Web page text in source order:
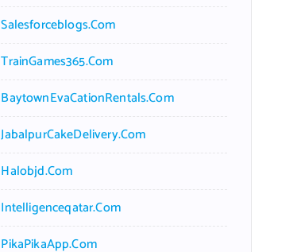
Salesforceblogs.com
TrainGames365.com
BaytownEvaCationRentals.com
JabalpurCakeDelivery.com
Halobjd.com
Intelligenceqatar.com
PikaPikaApp.com